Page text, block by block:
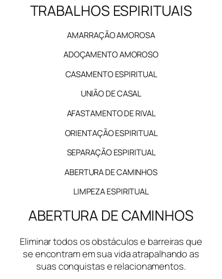
TRABALHOS ESPIRITUAIS
AMARRAÇÃO AMOROSA
ADOÇAMENTO AMOROSO
CASAMENTO ESPIRITUAL
UNIÃO DE CASAL
AFASTAMENTO DE RIVAL
ORIENTAÇÃO ESPIRITUAL
SEPARAÇÃO ESPIRITUAL
ABERTURA DE CAMINHOS
LIMPEZA ESPIRITUAL
ABERTURA DE CAMINHOS
Eliminar todos os obstáculos e barreiras que
se encontram em sua vida atrapalhando as
suas conquistas e relacionamentos.